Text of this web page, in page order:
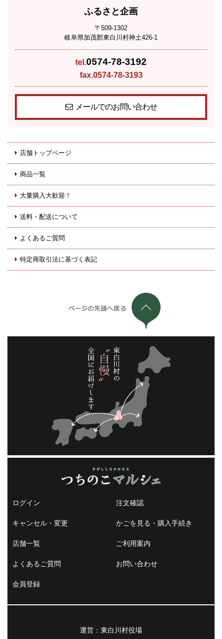
ふるさと企画
〒509-1302
岐阜県加茂郡東白川村神土426-1
tel.0574-78-3192
fax.0574-78-3193
メールでのお問い合わせ
店舗トップページ
商品一覧
大量購入大歓迎！
送料・配送について
よくあるご質問
特定商取引法に基づく表記
ログイン 注文確認
キャンセル・変更 かごを見る・購入手続き
店舗一覧 ご利用案内
よくあるご質問 お問い合わせ
会員登録
運営：東白川村役場